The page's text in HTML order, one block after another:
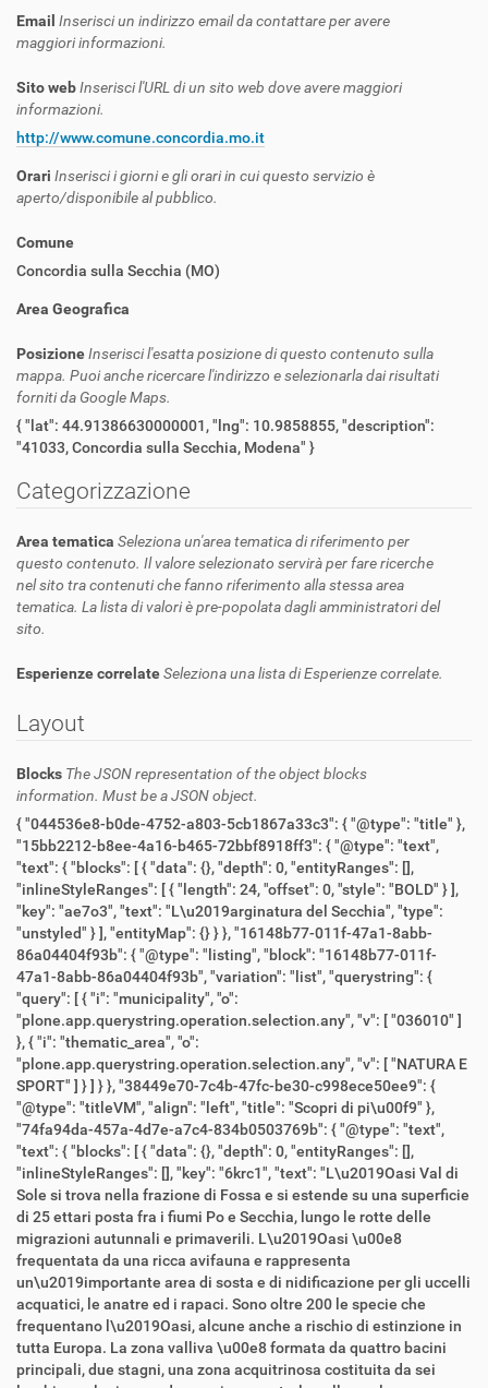
Email Inserisci un indirizzo email da contattare per avere
maggiori informazioni.
Sito webInserisci l'URL di un sito web dove avere maggiori
informazioni.
http://www.comune.concordia.mo.it
Orari Inserisci i giorni e gli orari in cui questo servizio è
aperto/disponibile al pubblico.
Comune
Concordia sulla Secchia (MO)
Area Geografica
PosizioneInserisci l'esatta posizione di questo contenuto sulla
mappa. Puoi anche ricercare l'indirizzo e selezionarla dai risultati
forniti da Google Maps.
{ "lat": 44.91386630000001, "lng": 10.9858855, "description":
"41033, Concordia sulla Secchia, Modena" }
Categorizzazione
Area tematica Seleziona un'area tematica di riferimento per
questo contenuto. Il valore selezionato servirà per fare ricerche
nel sito tra contenuti che fanno riferimento alla stessa area
tematica. La lista di valori è pre-popolata dagli amministratori del
sito.
Esperienze correlateSeleziona una lista di Esperienze correlate.
Layout
Blocks The JSON representation of the object blocks
information. Must be a JSON object.
{ "044536e8-b0de-4752-a803-5cb1867a33c3": { "@type": "title" },
"15bb2212-b8ee-4a16-b465-72bbf8918ff3": { "@type": "text",
"text": { "blocks": [ { "data": {}, "depth": 0, "entityRanges": [],
"inlineStyleRanges": [ { "length": 24, "offset": 0, "style": "BOLD" } ],
"key": "ae7o3", "text": "L\u2019arginatura del Secchia", "type":
"unstyled" } ], "entityMap": {} } }, "16148b77-011f-47a1-8abb-
86a04404f93b": { "@type": "listing", "block": "16148b77-011f-
47a1-8abb-86a04404f93b", "variation": "list", "querystring": {
"query": [ { "i": "municipality", "o":
"plone.app.querystring.operation.selection.any", "v": [ "036010" ]
}, { "i": "thematic_area", "o":
"plone.app.querystring.operation.selection.any", "v": [ "NATURA E
SPORT" ] } ] } }, "38449e70-7c4b-47fc-be30-c998ece50ee9": {
"@type": "titleVM", "align": "left", "title": "Scopri di pi\u00f9" },
"74fa94da-457a-4d7e-a7c4-834b0503769b": { "@type": "text",
"text": { "blocks": [ { "data": {}, "depth": 0, "entityRanges": [],
"inlineStyleRanges": [], "key": "6krc1", "text": "L\u2019Oasi Val di
Sole si trova nella frazione di Fossa e si estende su una superficie
di 25 ettari posta fra i fiumi Po e Secchia, lungo le rotte delle
migrazioni autunnali e primaverili. L\u2019Oasi \u00e8
frequentata da una ricca avifauna e rappresenta
un\u2019importante area di sosta e di nidificazione per gli uccelli
acquatici, le anatre ed i rapaci. Sono oltre 200 le specie che
frequentano l\u2019Oasi, alcune anche a rischio di estinzione in
tutta Europa. La zona valliva \u00e8 formata da quattro bacini
principali, due stagni, una zona acquitrinosa costituita da sei